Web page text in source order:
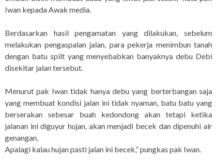
Iwan kepada Awak media.
Berdasarkan hasil pengamatan yang dilakukan, sebelum
melakukan pengaspalan jalan, para pekerja menimbun tanah
dengan batu spilt yang menyebabkan banyaknya debu Debi
disekitar jalan tersebut.
Menurut pak Iwan tidak hanya debu yang berterbangan saja
yang membuat kondisi jalan ini tidak nyaman, batu batu yang
berserakan sebesar buah kedondong akan tetapi ketika
jalanan ini diguyur hujan, akan menjadi becek dan dipenuhi air
genangan,
Apalagi kalau hujan pasti jalan ini becek,” pungkas pak Iwan.